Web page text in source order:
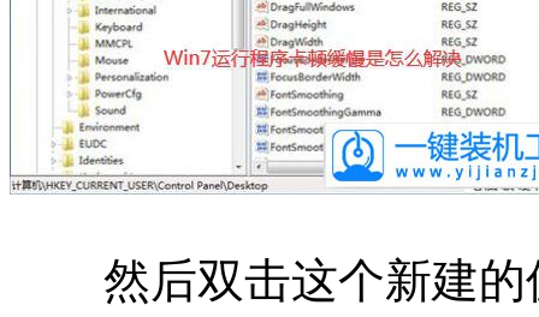
然后双击这个新建的